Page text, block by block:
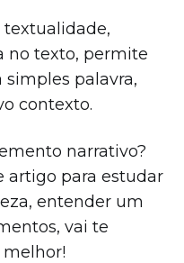
textualidade,
no texto, permite
palavra,
contexto.
narrativo?
artigo para estudar
entender um
vai te